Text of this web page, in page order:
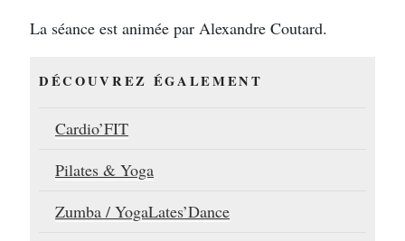
La séance est animée par Alexandre Coutard.
DÉCOUVREZ ÉGALEMENT
Cardio’FIT
Pilates & Yoga
Zumba / YogaLates’Dance